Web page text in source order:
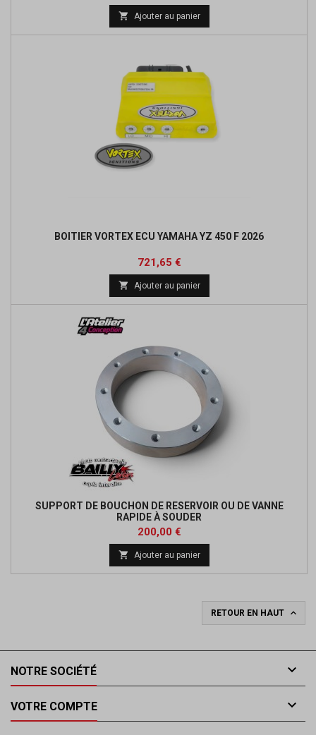
 Ajouter au panier
BOITIER VORTEX ECU YAMAHA YZ 450 F 2026
Prix
721,65 €Prix
de
base
 Ajouter au panier
SUPPORT DE BOUCHON DE RESERVOIR OU DE VANNE
RAPIDE À SOUDER
Prix
200,00 €
 Ajouter au panier
RETOUR EN HAUT 
NOTRE SOCIÉTÉ 
VOTRE COMPTE 